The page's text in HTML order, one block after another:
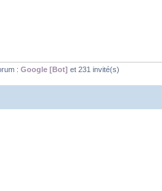
: Google [Bot] et 231 invité(s)